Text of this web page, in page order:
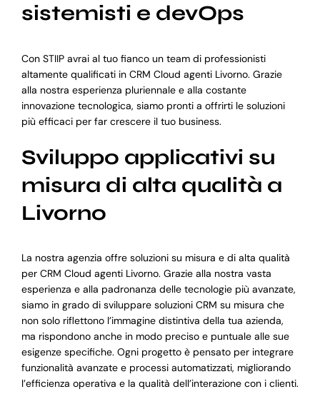
sistemisti e devOps
Con STIIP avrai al tuo fianco un team di professionisti
altamente qualificati in CRM Cloud agenti Livorno. Grazie
alla nostra esperienza pluriennale e alla costante
innovazione tecnologica, siamo pronti a offrirti le soluzioni
più efficaci per far crescere il tuo business.
Sviluppo applicativi su
misura di alta qualità a
Livorno
La nostra agenzia offre soluzioni su misura e di alta qualità
per CRM Cloud agenti Livorno. Grazie alla nostra vasta
esperienza e alla padronanza delle tecnologie più avanzate,
siamo in grado di sviluppare soluzioni CRM su misura che
non solo riflettono l’immagine distintiva della tua azienda,
ma rispondono anche in modo preciso e puntuale alle sue
esigenze specifiche. Ogni progetto è pensato per integrare
funzionalità avanzate e processi automatizzati, migliorando
l’efficienza operativa e la qualità dell’interazione con i clienti.